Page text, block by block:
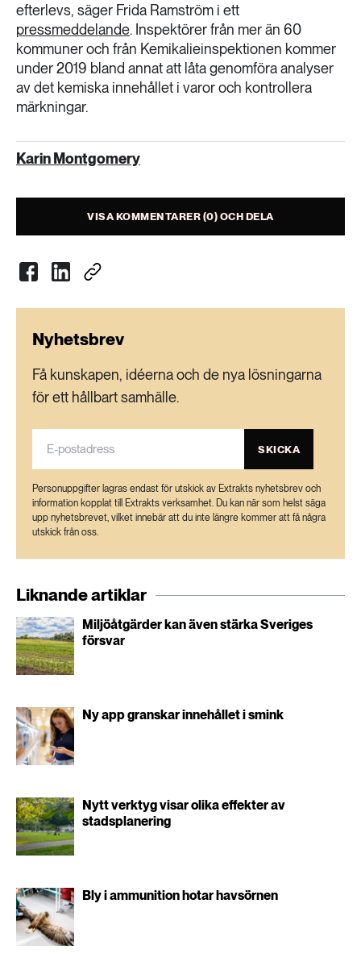
efterlevs, säger Frida Ramström i ett
pressmeddelande. Inspektörer från mer än 60
kommuner och från Kemikalieinspektionen kommer
under 2019 bland annat att låta genomföra analyser
av det kemiska innehållet i varor och kontrollera
märkningar.
Karin Montgomery
VISA KOMMENTARER (0) OCH DELA
Nyhetsbrev
Få kunskapen, idéerna och de nya lösningarna
för ett hållbart samhälle.
SKICKA
Personuppgifter lagras endast för utskick av Extrakts nyhetsbrev och
information kopplat till Extrakts verksamhet. Du kan när som helst säga
upp nyhetsbrevet, vilket innebär att du inte längre kommer att få några
utskick från oss.
Liknande artiklar
Miljöåtgärder kan även stärka Sveriges
försvar
Ny app granskar innehållet i smink
Nytt verktyg visar olika effekter av
stadsplanering
Bly i ammunition hotar havsörnen